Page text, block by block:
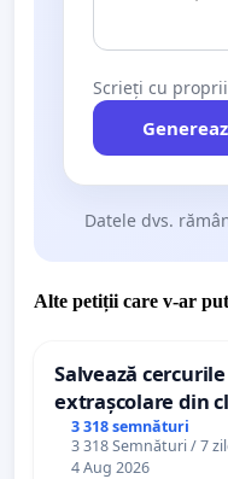
Scrieți cu
Datele dvs.
Alte petiții care v-ar
Salvează
extrașcolare din
palatele copiilor
3 318 semnături
3 318 Semnături / 7
4 Aug 2026